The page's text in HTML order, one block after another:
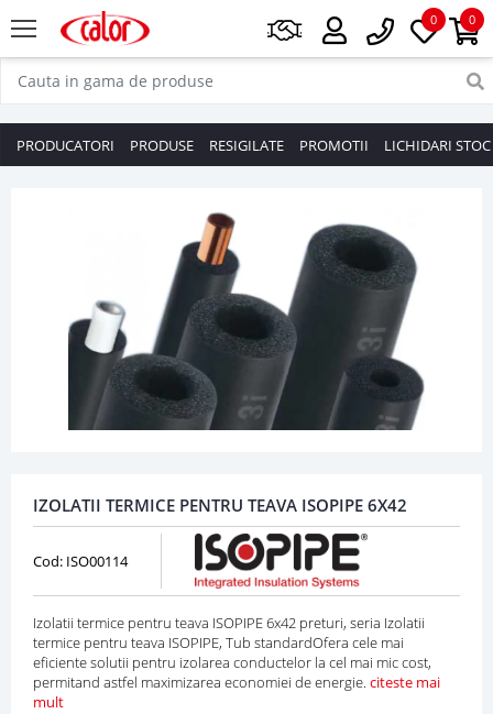
0
0
PRODUCATORI PRODUSE RESIGILATE PROMOTII LICHIDARI STOC
IZOLATII TERMICE PENTRU TEAVA ISOPIPE 6X42
Cod: ISO00114
Izolatii termice pentru teava ISOPIPE 6x42 preturi, seria Izolatii
termice pentru teava ISOPIPE, Tub standardOfera cele mai
eficiente solutii pentru izolarea conductelor la cel mai mic cost,
permitand astfel maximizarea economiei de energie. citeste mai
mult